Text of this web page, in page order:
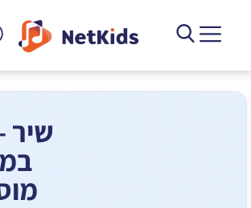
שיר –
במקום
מוסיקה